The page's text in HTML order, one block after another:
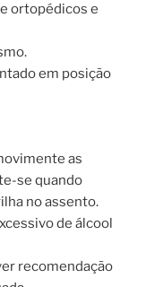
ortopédicos e
em posição
as
se quando
no assento.
de álcool
recomendação